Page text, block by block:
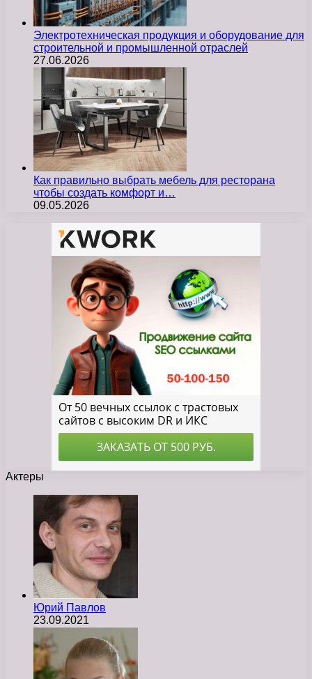
Электротехническая продукция и оборудование для
строительной и промышленной отраслей
27.06.2026
Как правильно выбрать мебель для ресторана
чтобы создать комфорт и…
09.05.2026
Актеры
Юрий Павлов
23.09.2021